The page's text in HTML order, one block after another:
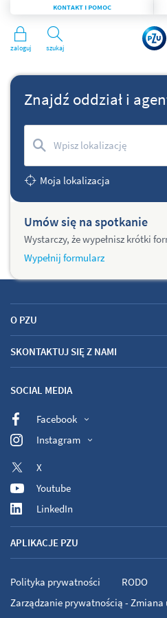
Szukaj
KONTAKT I POMOC
Zaloguj
Znajdź oddział i
Moja lokalizacja
Umów się na spotkanie
Wystarczy, że wypełnisz krótki
Wypełnij formularz
O PZU
SKONTAKTUJ SIĘ Z NAMI
SOCIAL MEDIA
Facebook
Instagram
X
Youtube
LinkedIn
APLIKACJE PZU
Polityka prywatności
RODO
Zarządzanie prywatnością - Zmiana